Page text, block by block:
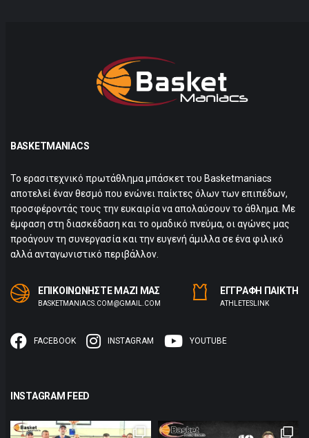
BASKETMANIACS
Το ερασιτεχνικό πρωτάθλημα μπάσκετ του Basketmaniacs
αποτελεί έναν θεσμό που ενώνει παίκτες όλων των επιπέδων,
προσφέροντάς τους την ευκαιρία να απολαύσουν το άθλημα. Με
έμφαση στη διασκέδαση και το ομαδικό πνεύμα, οι αγώνες μας
προάγουν τη συνεργασία και την ευγενή άμιλλα σε ένα φιλικό
αλλά ανταγωνιστικό περιβάλλον.
ΕΠΙΚΟΙΝΩΝΗΣΤΕ ΜΑΖΙ ΜΑΣ
BASKETMANIACS.COM@GMAIL.COM
ΕΓΓΡΑΦΗ ΠΑΙΚΤΗ
ΑTHLETESLINK
FACEBOOK INSTAGRAM YOUTUBE
INSTAGRAM FEED